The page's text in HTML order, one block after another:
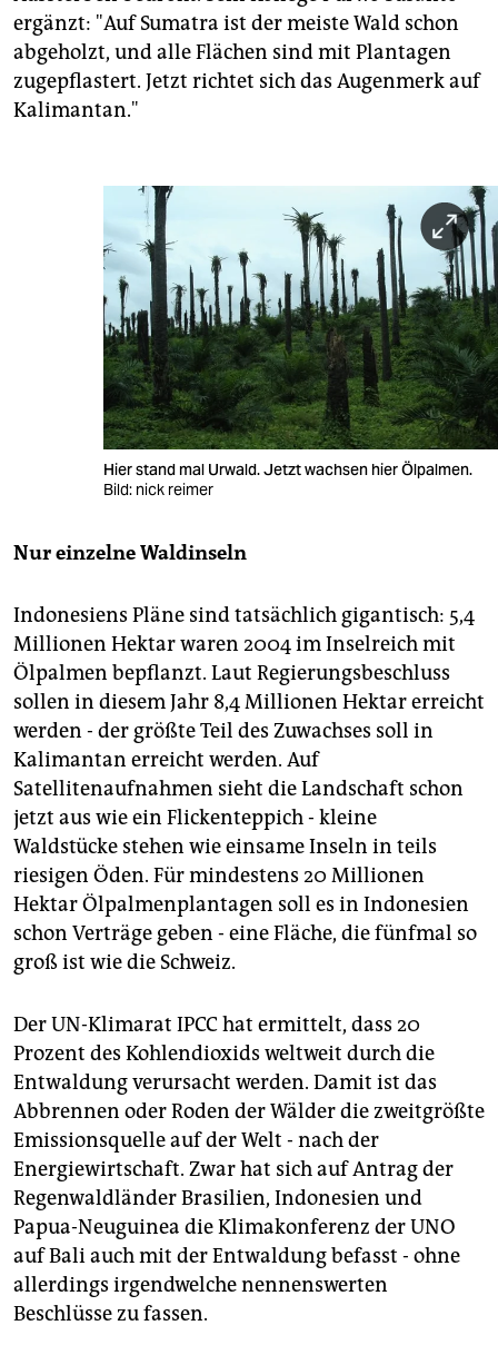
ergänzt: "Auf Sumatra ist der meiste Wald schon
abgeholzt, und alle Flächen sind mit Plantagen
zugepflastert. Jetzt richtet sich das Augenmerk auf
Kalimantan."
Hier stand mal Urwald. Jetzt wachsen hier Ölpalmen.
Bild: nick reimer
Nur einzelne Waldinseln
Indonesiens Pläne sind tatsächlich gigantisch: 5,4
Millionen Hektar waren 2004 im Inselreich mit
Ölpalmen bepflanzt. Laut Regierungsbeschluss
sollen in diesem Jahr 8,4 Millionen Hektar erreicht
werden - der größte Teil des Zuwachses soll in
Kalimantan erreicht werden. Auf
Satellitenaufnahmen sieht die Landschaft schon
jetzt aus wie ein Flickenteppich - kleine
Waldstücke stehen wie einsame Inseln in teils
riesigen Öden. Für mindestens 20 Millionen
Hektar Ölpalmenplantagen soll es in Indonesien
schon Verträge geben - eine Fläche, die fünfmal so
groß ist wie die Schweiz.
Der UN-Klimarat IPCC hat ermittelt, dass 20
Prozent des Kohlendioxids weltweit durch die
Entwaldung verursacht werden. Damit ist das
Abbrennen oder Roden der Wälder die zweitgrößte
Emissionsquelle auf der Welt - nach der
Energiewirtschaft. Zwar hat sich auf Antrag der
Regenwaldländer Brasilien, Indonesien und
Papua-Neuguinea die Klimakonferenz der UNO
auf Bali auch mit der Entwaldung befasst - ohne
allerdings irgendwelche nennenswerten
Beschlüsse zu fassen.